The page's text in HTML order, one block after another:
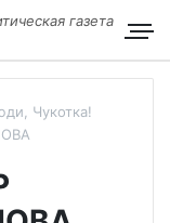
газета
Чукотка!